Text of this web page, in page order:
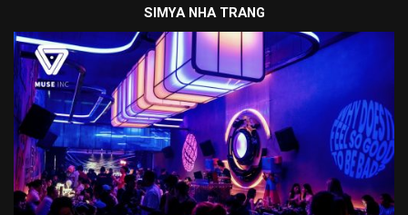
SIMYA NHA TRANG